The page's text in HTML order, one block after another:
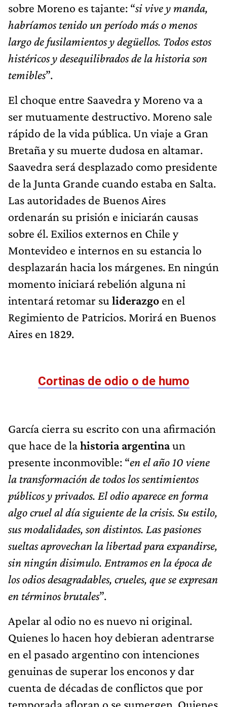
sobre Moreno es tajante: “si vive y manda,
habríamos tenido un período más o menos
largo de fusilamientos y degüellos. Todos estos
histéricos y desequilibrados de la historia son
temibles”.
El choque entre Saavedra y Moreno va a
ser mutuamente destructivo. Moreno sale
rápido de la vida pública. Un viaje a Gran
Bretaña y su muerte dudosa en altamar.
Saavedra será desplazado como presidente
de la Junta Grande cuando estaba en Salta.
Las autoridades de Buenos Aires
ordenarán su prisión e iniciarán causas
sobre él. Exilios externos en Chile y
Montevideo e internos en su estancia lo
desplazarán hacia los márgenes. En ningún
momento iniciará rebelión alguna ni
intentará retomar su liderazgo en el
Regimiento de Patricios. Morirá en Buenos
Aires en 1829.
Cortinas de odio o de humo
García cierra su escrito con una afirmación
que hace de lahistoria argentinaun
presente inconmovible: “en el año 10 viene
la transformación de todos los sentimientos
públicos y privados. El odio aparece en forma
algo cruel al día siguiente de la crisis. Su estilo,
sus modalidades, son distintos. Las pasiones
sueltas aprovechan la libertad para expandirse,
sin ningún disimulo. Entramos en la época de
los odios desagradables, crueles, que se expresan
en términos brutales”.
Apelar al odio no es nuevo ni original.
Quienes lo hacen hoy debieran adentrarse
en el pasado argentino con intenciones
genuinas de superar los enconos y dar
cuenta de décadas de conflictos que por
temporada afloran o se sumergen. Quienes